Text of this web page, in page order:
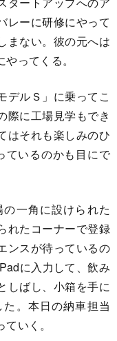
レーに研修にやって
まない。彼の元へは
ってくる。
デルＳ」に乗ってこ
際に工場見学もでき
はそれも楽しみのひ
ているのかも目にで
一角に設けられた
れたコーナーで登録
ンスが待っているの
に入力して、飲み
しばし、小箱を手に
。本日の納車担当
いく。